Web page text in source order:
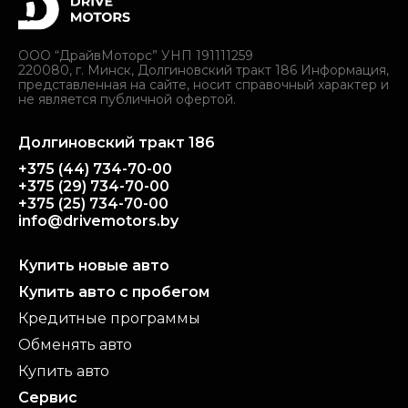
ООО “ДрайвМоторс” УНП 191111259
220080, г. Минск, Долгиновский тракт 186 Информация,
представленная на сайте, носит справочный характер и
не является публичной офертой.
Долгиновский тракт 186
+375 (44) 734-70-00
+375 (29) 734-70-00
+375 (25) 734-70-00
info@drivemotors.by
Купить новые авто
Купить авто с пробегом
Кредитные программы
Обменять авто
Купить авто
Сервис